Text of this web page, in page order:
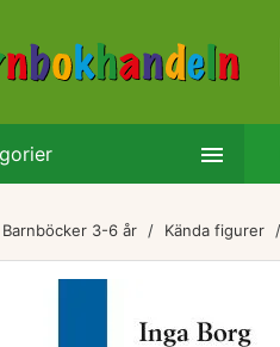

Barnböcker 3-6 år Kända figurer